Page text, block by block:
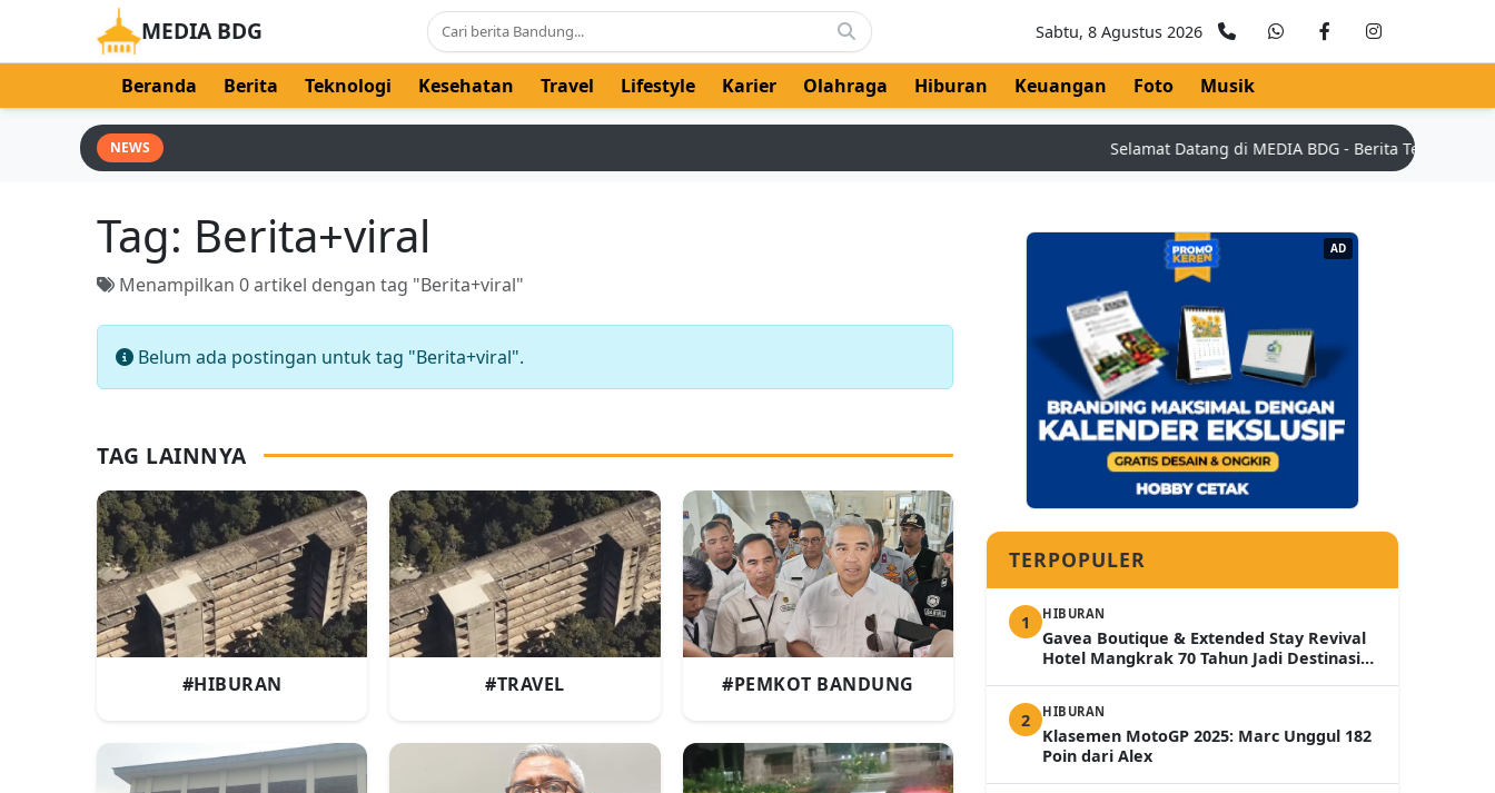
MEDIA BDG Sabtu, 8 Agustus 2026
Beranda Berita Teknologi Kesehatan Travel Lifestyle Karier Olahraga Hiburan Keuangan Foto Musik
NEWS Selamat Datang di MEDIA BDG - Berita Teknologi
Tag: Berita+viral
Menampilkan 0 artikel dengan tag "Berita+viral"
Belum ada postingan untuk tag "Berita+viral".
TAG LAINNYA
#HIBURAN #TRAVEL #PEMKOT BANDUNG
AD
TERPOPULER
1 HIBURAN
Gavea Boutique & Extended Stay Revival
Hotel Mangkrak 70 Tahun Jadi Destinasi
2
HIBURAN
Klasemen MotoGP 2025: Marc Unggul 182
Poin dari Alex